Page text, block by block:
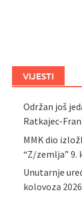
VIJESTI
Održan još
Ratkajec-
MMK dio
“Z/zemlja” 9.
Unutarnje
kolovoza